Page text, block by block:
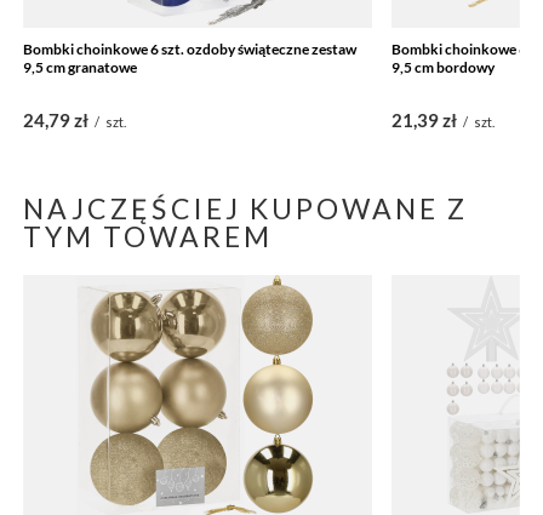
Bombki choinkowe 6 szt. ozdoby świąteczne zestaw
9,5 cm granatowe
24,79 zł / szt.
Bombki choinkowe 6
9,5 cm bordowy
21,39 zł / szt.
NAJCZĘŚCIEJ KUPOWANE Z
TYM TOWAREM